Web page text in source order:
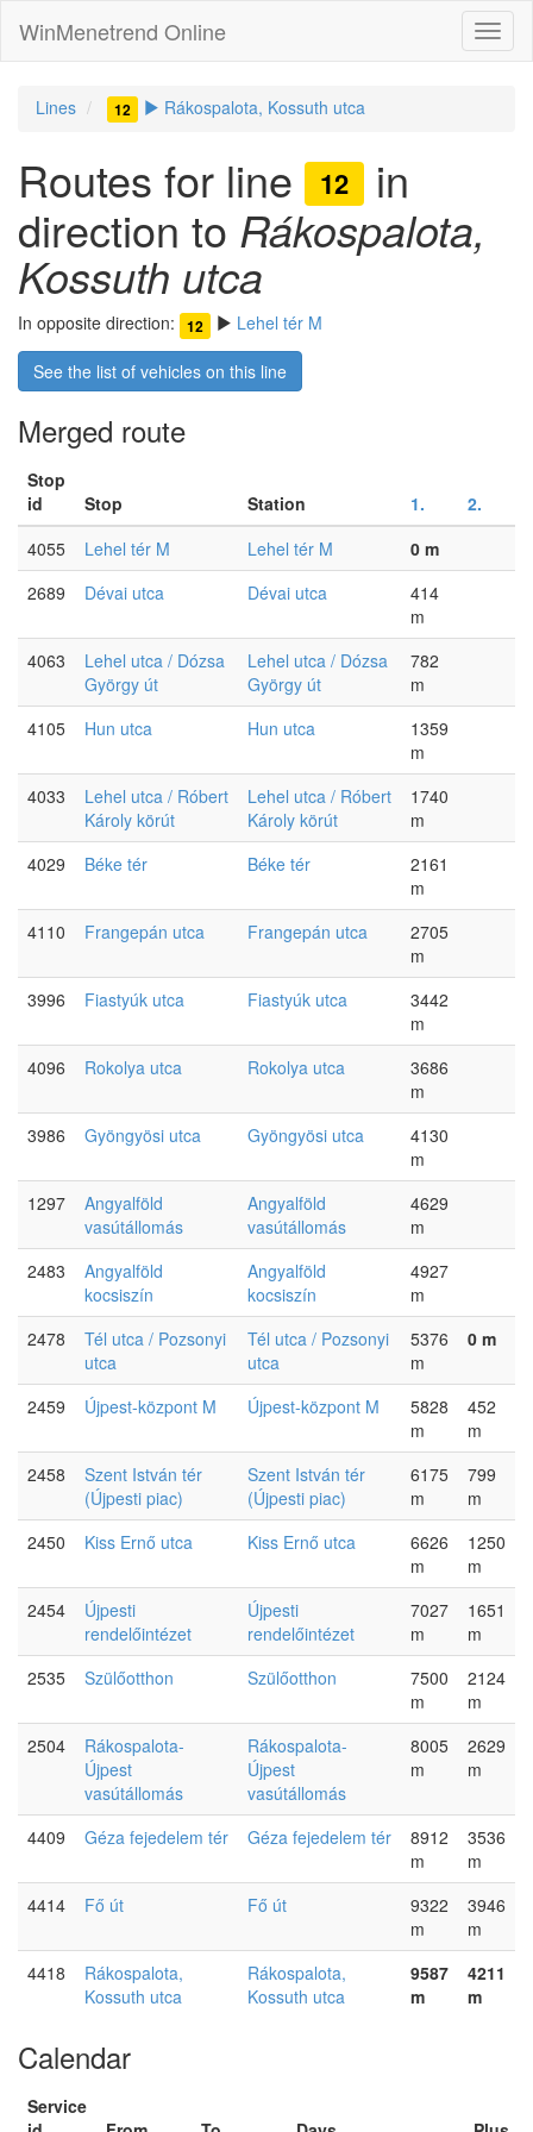
WinMenetrend Online
Lines 12 Rákospalota, Kossuth utca
Routes for line 12
in
direction to Rákospalota,
Kossuth utca
In opposite direction: 12 Lehel tér M
See the list of vehicles on this line
Merged route
Stop
id
Stop Station 1.
2.
4055
Lehel tér M Lehel tér M
0 m
2689
Dévai utca Dévai utca
414
m
4063
Lehel utca / Dózsa
György út
Lehel utca / Dózsa
György út
782
m
4105
Hun utca Hun utca
1359
m
4033
Lehel utca / Róbert
Károly körút
Lehel utca / Róbert
Károly körút
1740
m
4029
Béke tér Béke tér
2161
m
4110
Frangepán utca Frangepán utca
2705
m
3996
Fiastyúk utca Fiastyúk utca
3442
m
4096
Rokolya utca Rokolya utca
3686
m
3986
Gyöngyösi utca Gyöngyösi utca
4130
m
1297
Angyalföld
vasútállomás
Angyalföld
vasútállomás
4629
m
2483
Angyalföld
kocsiszín
Angyalföld
kocsiszín
4927
m
2478
Tél utca / Pozsonyi
utca
Tél utca / Pozsonyi
utca
5376
m
0 m
2459 Újpest-központ M Újpest-központ M
5828
m
452
m
2458
Szent István tér
(Újpesti piac)
Szent István tér
(Újpesti piac)
6175
m
799
m
2450
Kiss Ernő utca Kiss Ernő utca
6626
m
1250
m
2454
Újpesti
rendelőintézet
Újpesti
rendelőintézet
7027
m
1651
m
2535
Szülőotthon Szülőotthon
7500
m
2124
m
2504
Rákospalota-
Újpest
vasútállomás
Rákospalota-
Újpest
vasútállomás
8005
m
2629
m
4409 Géza fejedelem tér Géza fejedelem tér
8912
m
3536
m
4414
Fő út Fő út
9322
m
3946
m
4418
Rákospalota,
Kossuth utca
Rákospalota,
Kossuth utca
9587
m
4211
m
Calendar
Service